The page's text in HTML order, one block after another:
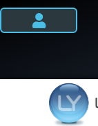
Ir